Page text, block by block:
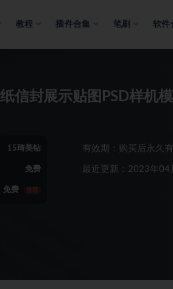
教程 插件合集 笔刷 软件
信封展示贴图PSD样机
15琦美钻
免费
免费 推荐
有效期：购买后永久
最近更新：2023年04